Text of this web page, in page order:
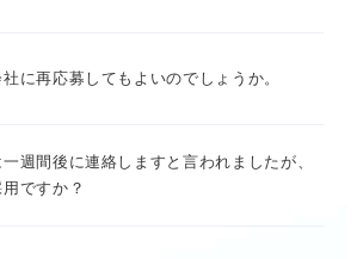
に再応募してもよいのでしょうか。
週間後に連絡しますと言われましたが、
ですか？